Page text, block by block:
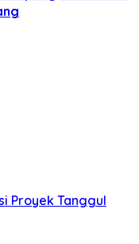
Proyek Tanggul